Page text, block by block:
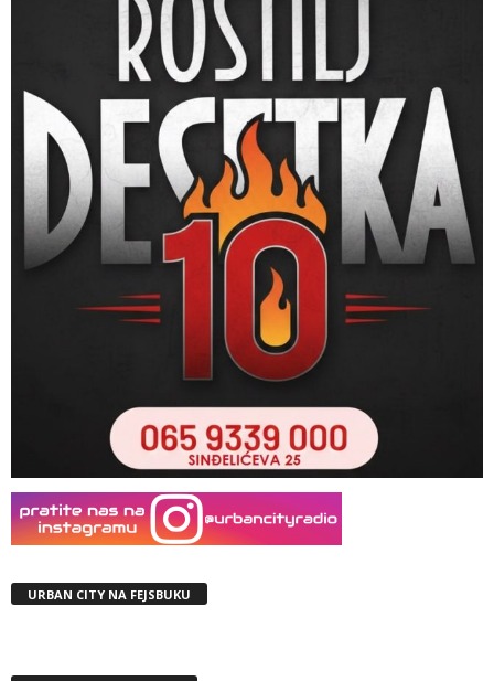
URBAN CITY NA FEJSBUKU